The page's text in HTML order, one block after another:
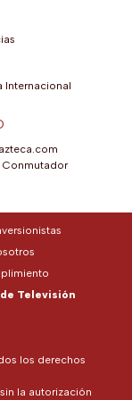
Internacional
Conmutador
los derechos
la autorización
Televisión